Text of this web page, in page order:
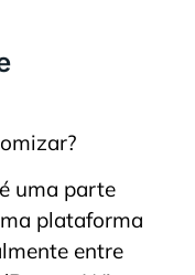
uma parte
plataforma
entre